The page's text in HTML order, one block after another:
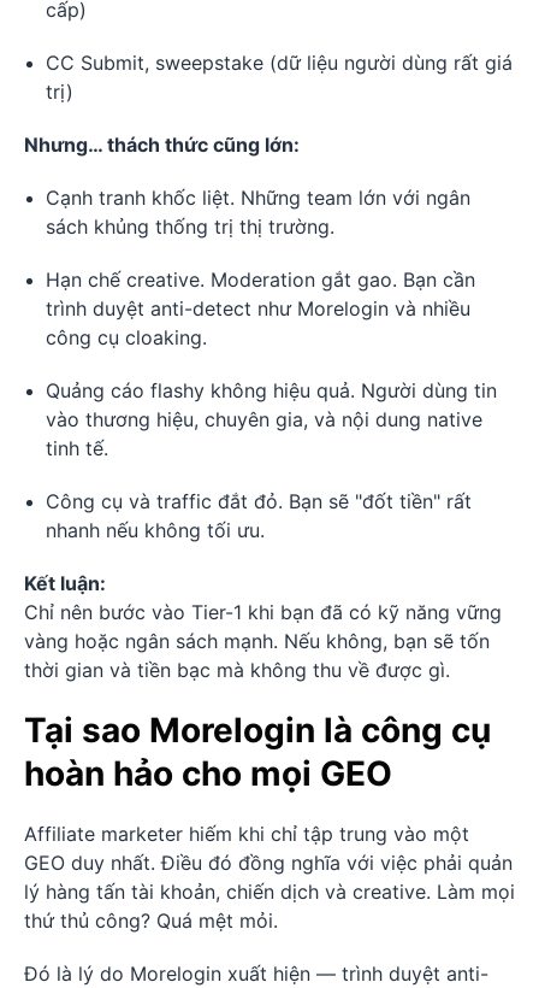
cấp)
CC Submit, sweepstake (dữ liệu người dùng rất giá
trị)
Nhưng… thách thức cũng lớn:
Cạnh tranh khốc liệt. Những team lớn với ngân
sách khủng thống trị thị trường.
Hạn chế creative. Moderation gắt gao. Bạn cần
trình duyệt anti-detect như Morelogin và nhiều
công cụ cloaking.
Quảng cáo flashy không hiệu quả. Người dùng tin
vào thương hiệu, chuyên gia, và nội dung native
tinh tế.
Công cụ và traffic đắt đỏ. Bạn sẽ "đốt tiền" rất
nhanh nếu không tối ưu.
Kết luận:
Chỉ nên bước vào Tier-1 khi bạn đã có kỹ năng vững
vàng hoặc ngân sách mạnh. Nếu không, bạn sẽ tốn
thời gian và tiền bạc mà không thu về được gì.
Tại sao Morelogin là công cụ
hoàn hảo cho mọi GEO
Affiliate marketer hiếm khi chỉ tập trung vào một
GEO duy nhất. Điều đó đồng nghĩa với việc phải quản
lý hàng tấn tài khoản, chiến dịch và creative. Làm mọi
thứ thủ công? Quá mệt mỏi.
Đó là lý do Morelogin xuất hiện — trình duyệt anti-